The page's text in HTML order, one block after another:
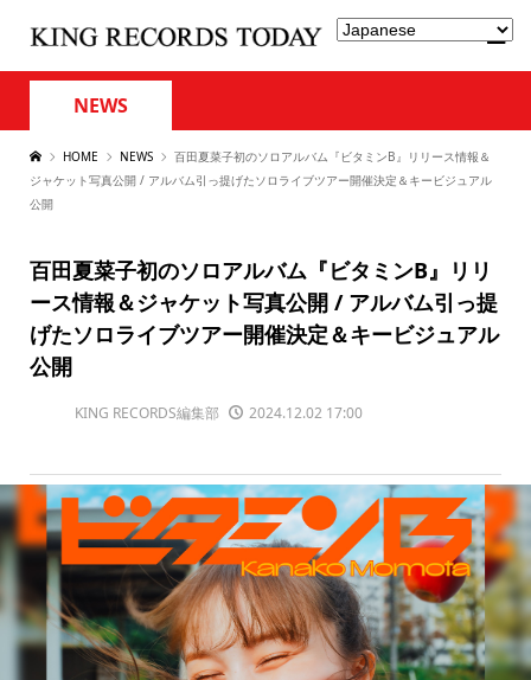
NEWS
HOME NEWS
百田夏菜子初のソロアルバム『ビタミンB』リリース情報＆
ジャケット写真公開 / アルバム引っ提げたソロライブツアー開催決定＆キービジュアル
公開
百田夏菜子初のソロアルバム『ビタミンB』リリ
ース情報＆ジャケット写真公開 / アルバム引っ提
げたソロライブツアー開催決定＆キービジュアル
公開
KING RECORDS編集部 2024.12.02 17:00